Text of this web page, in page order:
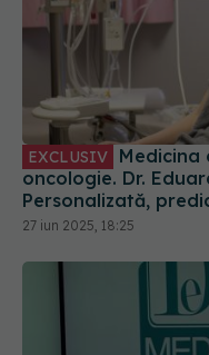
EXCLUSIV Medicina cu patru P-uri, aplicată în
oncologie. Dr.
Personalizată,
participativă
27 iun 2025, 18:25